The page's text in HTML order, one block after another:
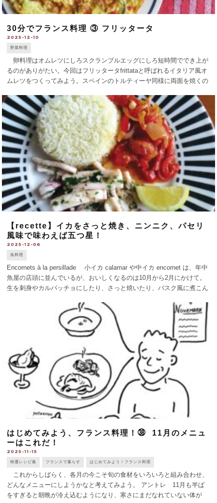
30分でフランス料理 ③ フリッタータ
2025-12-10
野菜料理
卵料理はオムレツにしろスクランブルエッグにしろ短時間ででき上が
るのがありがたい。今回はフリッタータfrittataと呼ばれるイタリア風オ
ムレツをつくってみよう。スペインのトルティーヤ同様に両面を焼くの
切り。赤ピーマ [...]
【recette】イカをさっと焼き、ニンニク、パセリ
風味で味わえば五つ星！
2025-12-06
魚料理
Encornets à la persillade 小イカ calamar や中イカ encornet は、年中
魚屋の店頭に並んでいるが、おいしくなるのは10月から2月にかけて。
生を刺身やカルパッチョにしたり、さっと焼いたり、バスク風に煮こん
はじめてみよう、フランス料理！㊳ 11月のメニュ
ーはこれだ！
2025-11-15
特選レシピ集 フランスで暮らす はじめてみよう！フランス料理
これからしばらく、各月の今こそ旬の食材をいろいろと組み合わせ、
どんなメニューにしようかなと考えてみよう。 アントレ 11月も半ば
をすぎると朝晩が冷え込むようになり、寒さにまだなれていない体が